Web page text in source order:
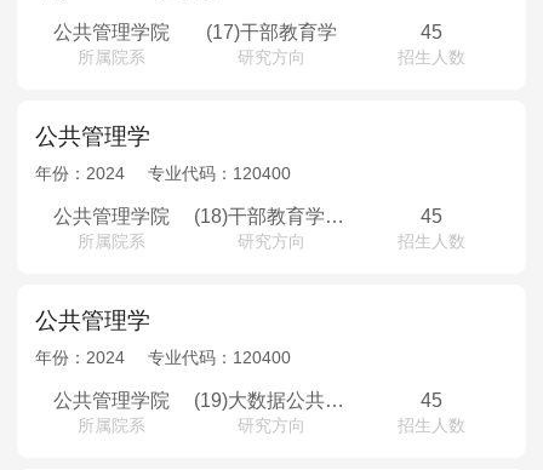
公共管理学院
所属院系
(17)干部教育学
研究方向
45
招生人数
公共管理学
年份： 2024 专业代码： 120400
公共管理学院
所属院系
(18)干部教育学（少数民族骨干计划）
研究方向
45
招生人数
公共管理学
年份： 2024 专业代码： 120400
公共管理学院
所属院系
(19)大数据公共治理
研究方向
45
招生人数